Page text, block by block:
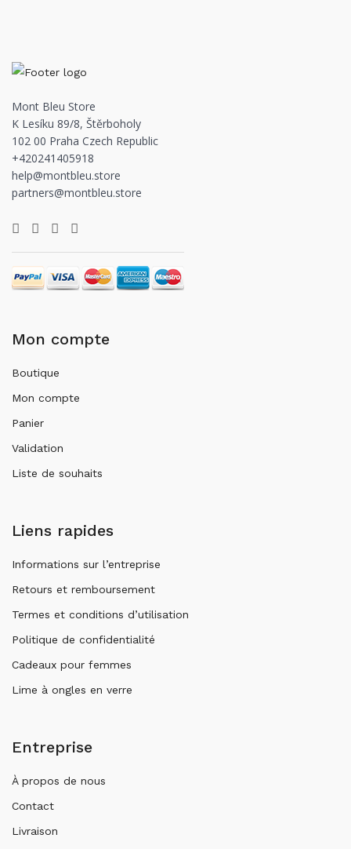
Mont Bleu Store
K Lesíku 89/8, Štěrboholy
102 00 Praha Czech Republic
+420241405918
help@montbleu.store
partners@montbleu.store
Mon compte
Boutique
Mon compte
Panier
Validation
Liste de souhaits
Liens rapides
Informations sur l’entreprise
Retours et remboursement
Termes et conditions d’utilisation
Politique de confidentialité
Cadeaux pour femmes
Lime à ongles en verre
Entreprise
À propos de nous
Contact
Livraison